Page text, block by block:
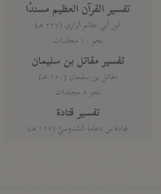
تفسير القرآن العظيم مسندًا
ابن أبي حاتم الرازي (٣٢٧ هـ)
نحو ١٠ مجلدات
تفسير مقاتل بن سليمان
مقاتل بن سليمان (١٥٠ هـ)
نحو ٥ مجلدات
تفسير قتادة
قتادة بن دعامة السّدوسيّ (١١٧ هـ)